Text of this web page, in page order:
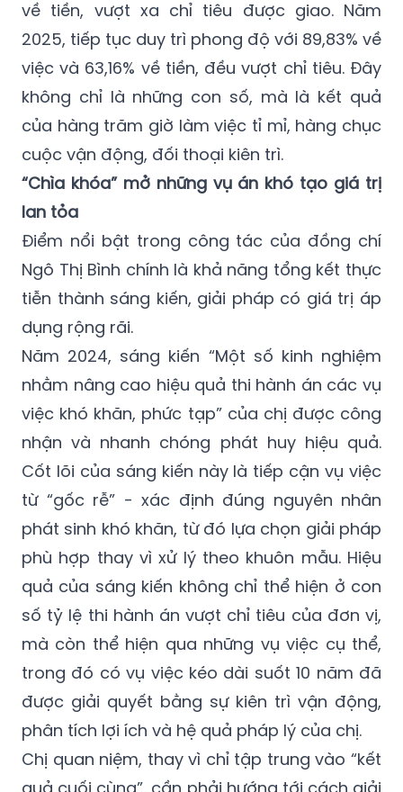
về tiền, vượt xa chỉ tiêu được giao. Năm
2025, tiếp tục duy trì phong độ với 89,83% về
việc và 63,16% về tiền, đều vượt chỉ tiêu. Đây
không chỉ là những con số, mà là kết quả
của hàng trăm giờ làm việc tỉ mỉ, hàng chục
cuộc vận động, đối thoại kiên trì.
“Chìa khóa” mở những vụ án khó tạo giá trị
lan tỏa
Điểm nổi bật trong công tác của đồng chí
Ngô Thị Bình chính là khả năng tổng kết thực
tiễn thành sáng kiến, giải pháp có giá trị áp
dụng rộng rãi.
Năm 2024, sáng kiến “Một số kinh nghiệm
nhằm nâng cao hiệu quả thi hành án các vụ
việc khó khăn, phức tạp” của chị được công
nhận và nhanh chóng phát huy hiệu quả.
Cốt lõi của sáng kiến này là tiếp cận vụ việc
từ “gốc rễ” - xác định đúng nguyên nhân
phát sinh khó khăn, từ đó lựa chọn giải pháp
phù hợp thay vì xử lý theo khuôn mẫu. Hiệu
quả của sáng kiến không chỉ thể hiện ở con
số tỷ lệ thi hành án vượt chỉ tiêu của đơn vị,
mà còn thể hiện qua những vụ việc cụ thể,
trong đó có vụ việc kéo dài suốt 10 năm đã
được giải quyết bằng sự kiên trì vận động,
phân tích lợi ích và hệ quả pháp lý của chị.
Chị quan niệm, thay vì chỉ tập trung vào “kết